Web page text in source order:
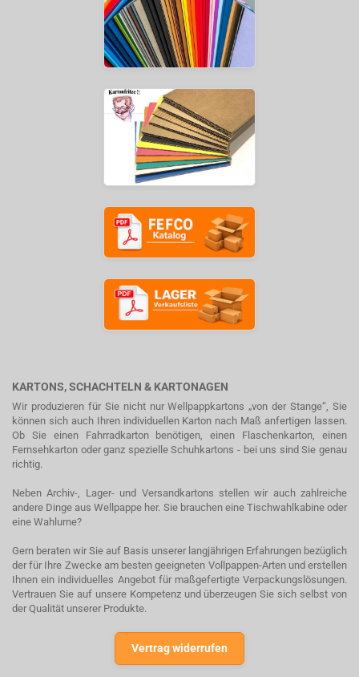
KARTONS, SCHACHTELN & KARTONAGEN
Wir produzieren für Sie nicht nur Wellpappkartons „von der Stange“, Sie
können sich auch Ihren individuellen Karton nach Maß anfertigen lassen.
Ob Sie einen Fahrradkarton benötigen, einen Flaschenkarton, einen
Fernsehkarton oder ganz spezielle Schuhkartons - bei uns sind Sie genau
richtig.
Neben Archiv-, Lager- und Versandkartons stellen wir auch zahlreiche
andere Dinge aus Wellpappe her. Sie brauchen eine Tischwahlkabine oder
eine Wahlurne?
Gern beraten wir Sie auf Basis unserer langjährigen Erfahrungen bezüglich
der für Ihre Zwecke am besten geeigneten Vollpappen-Arten und erstellen
Ihnen ein individuelles Angebot für maßgefertigte Verpackungslösungen.
Vertrauen Sie auf unsere Kompetenz und überzeugen Sie sich selbst von
der Qualität unserer Produkte.
Vertrag widerrufen